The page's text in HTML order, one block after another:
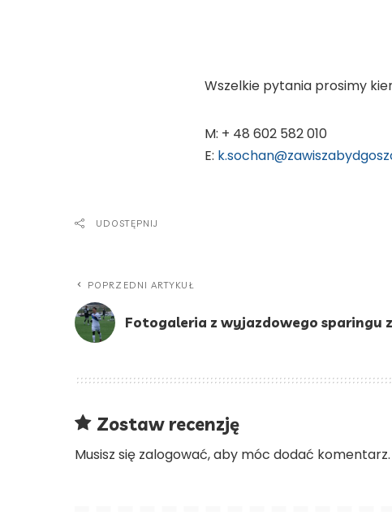
Wszelkie pytania prosimy
M: + 48 602 582 010
E:
UDOSTĘPNIJ
POPRZEDNI ARTYKUŁ
Fotogaleria z wyjazdowego sparingu
Zostaw recenzję
Musisz się zalogować, aby móc dodać komentarz.